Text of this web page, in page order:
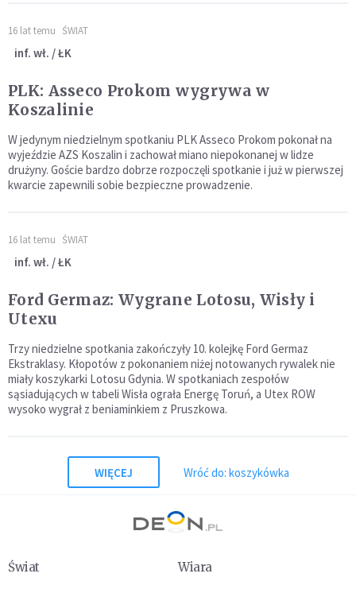
16 lat temu ŚWIAT
inf. wł. / ŁK
PLK: Asseco Prokom wygrywa w
Koszalinie
W jedynym niedzielnym spotkaniu PLK Asseco Prokom pokonał na
wyjeździe AZS Koszalin i zachował miano niepokonanej w lidze
drużyny. Goście bardzo dobrze rozpoczęli spotkanie i już w pierwszej
kwarcie zapewnili sobie bezpieczne prowadzenie.
16 lat temu ŚWIAT
inf. wł. / ŁK
Ford Germaz: Wygrane Lotosu, Wisły i
Utexu
Trzy niedzielne spotkania zakończyły 10. kolejkę Ford Germaz
Ekstraklasy. Kłopotów z pokonaniem niżej notowanych rywalek nie
miały koszykarki Lotosu Gdynia. W spotkaniach zespołów
sąsiadujących w tabeli Wisła ograła Energę Toruń, a Utex ROW
wysoko wygrał z beniaminkiem z Pruszkowa.
WIĘCEJ Wróć do: koszykówka
Świat
Wiara